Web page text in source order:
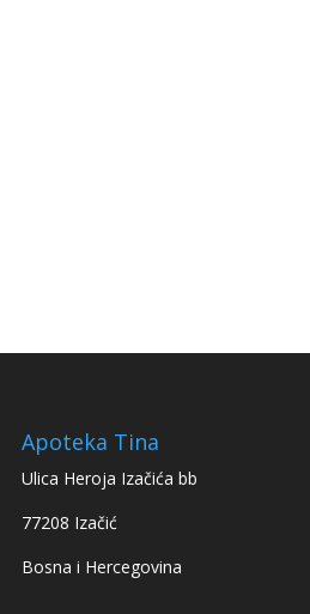
Apoteka Tina
Ulica Heroja Izačića bb
77208 Izačić
Bosna i Hercegovina